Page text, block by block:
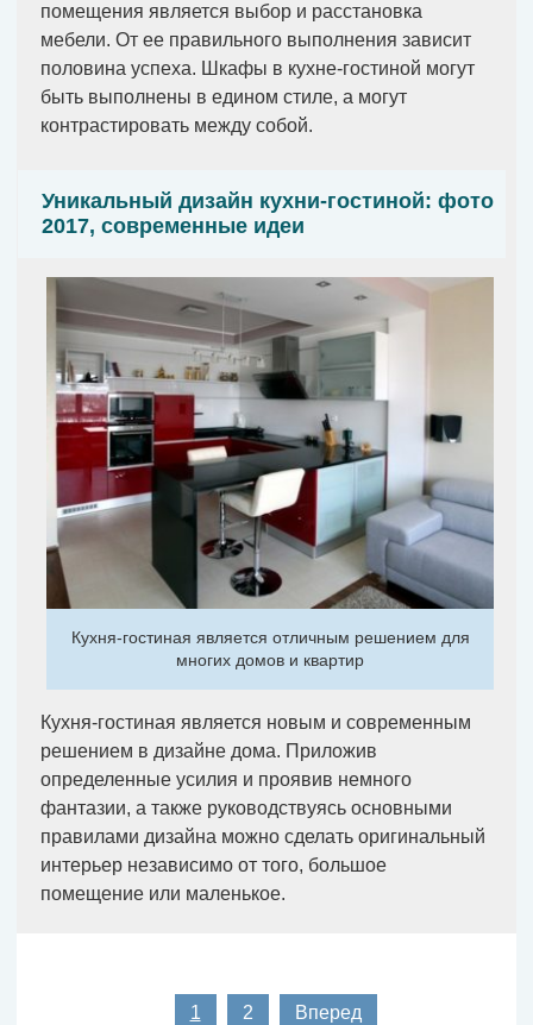
помещения является выбор и расстановка
мебели. От ее правильного выполнения зависит
половина успеха. Шкафы в кухне-гостиной могут
быть выполнены в едином стиле, а могут
контрастировать между собой.
Уникальный дизайн кухни-гостиной: фото
2017, современные идеи
Кухня-гостиная является отличным решением для
многих домов и квартир
Кухня-гостиная является новым и современным
решением в дизайне дома. Приложив
определенные усилия и проявив немного
фантазии, а также руководствуясь основными
правилами дизайна можно сделать оригинальный
интерьер независимо от того, большое
помещение или маленькое.
1 2 Вперед